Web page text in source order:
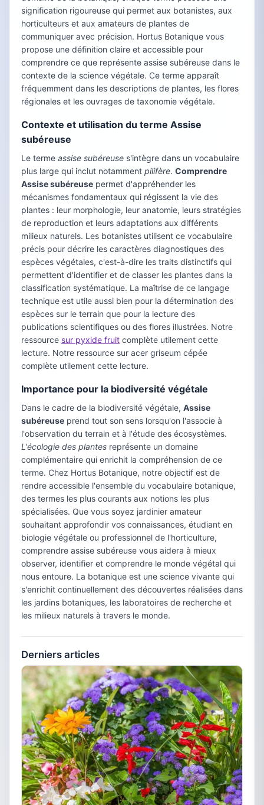
signification rigoureuse qui permet aux botanistes, aux
horticulteurs et aux amateurs de plantes de
communiquer avec précision. Hortus Botanique vous
propose une définition claire et accessible pour
comprendre ce que représente assise subéreuse dans le
contexte de la science végétale. Ce terme apparaît
fréquemment dans les descriptions de plantes, les flores
régionales et les ouvrages de taxonomie végétale.
Contexte et utilisation du terme Assise
subéreuse
Le terme assise subéreuse s'intègre dans un vocabulaire
plus large qui inclut notamment pilifère. Comprendre
Assise subéreuse permet d'appréhender les
mécanismes fondamentaux qui régissent la vie des
plantes : leur morphologie, leur anatomie, leurs stratégies
de reproduction et leurs adaptations aux différents
milieux naturels. Les botanistes utilisent ce vocabulaire
précis pour décrire les caractères diagnostiques des
espèces végétales, c'est-à-dire les traits distinctifs qui
permettent d'identifier et de classer les plantes dans la
classification systématique. La maîtrise de ce langage
technique est utile aussi bien pour la détermination des
espèces sur le terrain que pour la lecture des
publications scientifiques ou des flores illustrées. Notre
ressource sur pyxide fruit complète utilement cette
lecture. Notre ressource sur acer griseum cépée
complète utilement cette lecture.
Importance pour la biodiversité végétale
Dans le cadre de la biodiversité végétale, Assise
subéreuse prend tout son sens lorsqu'on l'associe à
l'observation du terrain et à l'étude des écosystèmes.
L'écologie des plantes représente un domaine
complémentaire qui enrichit la compréhension de ce
terme. Chez Hortus Botanique, notre objectif est de
rendre accessible l'ensemble du vocabulaire botanique,
des termes les plus courants aux notions les plus
spécialisées. Que vous soyez jardinier amateur
souhaitant approfondir vos connaissances, étudiant en
biologie végétale ou professionnel de l'horticulture,
comprendre assise subéreuse vous aidera à mieux
observer, identifier et comprendre le monde végétal qui
nous entoure. La botanique est une science vivante qui
s'enrichit continuellement des découvertes réalisées dans
les jardins botaniques, les laboratoires de recherche et
les milieux naturels à travers le monde.
Derniers articles